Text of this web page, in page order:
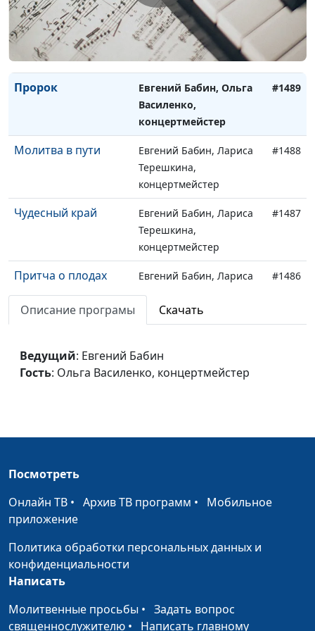
Благословляю вас,
леса
Евгений Бабин, Ольга
Василенко,
концертмейстер
Пророк
Евгений Бабин, Ольга
Василенко,
концертмейстер
#1489
Молитва в пути
Евгений Бабин, Лариса
Терешкина,
концертмейстер
#1488
Чудесный край
Евгений Бабин, Лариса
Терешкина,
концертмейстер
#1487
Притча о плодах
Евгений Бабин, Лариса
Терешкина,
концертмейстер
#1486
Терешкина,
концертмейстер
концертмейстер
концертмейстер
Кто кроме Бога
Терешкина,
Я недостоин любви
Твоей
Описание програмы Скачать
Ведущий: Евгений Бабин
Гость: Ольга Василенко, концертмейстер
Посмотреть
Онлайн ТВ • Архив ТВ программ • Мобильное
приложение
Политика обработки персональных данных и
конфиденциальности
Написать
Молитвенные просьбы • Задать вопрос
священнослужителю • Написать главному